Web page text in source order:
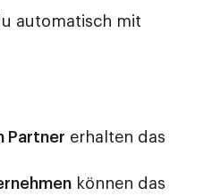
automatisch mit
Partner erhalten das
können das